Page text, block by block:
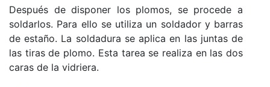
Después de disponer los plomos, se procede a
soldarlos. Para ello se utiliza un soldador y barras
de estaño. La soldadura se aplica en las juntas de
las tiras de plomo. Esta tarea se realiza en las dos
caras de la vidriera.